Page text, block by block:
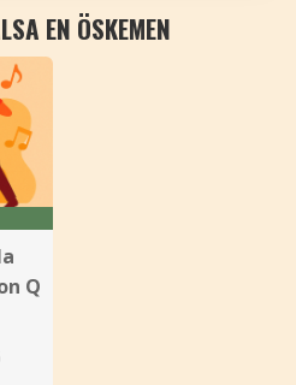
EN ÖSKEMEN
Q